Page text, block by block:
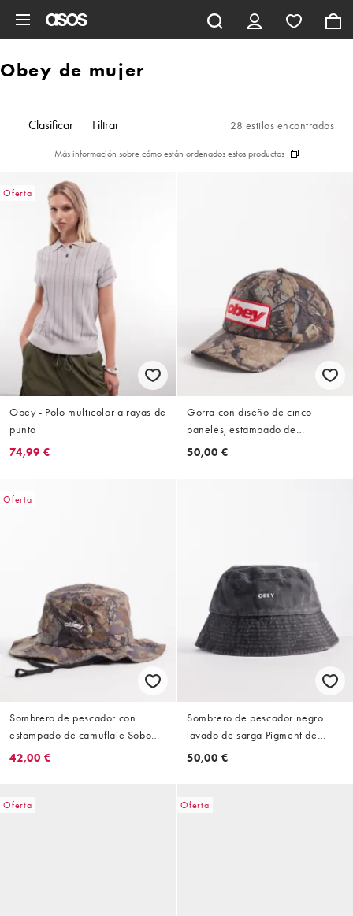
Obey de mujer
Clasificar Filtrar 28 estilos encontrados
Más información sobre cómo están ordenados estos productos
Oferta
Obey - Polo multicolor a rayas de
punto
74,99 €
Gorra con diseño de cinco
paneles, estampado de
camuflaje y botones de presión
50,00 €
Oferta
Sombrero de pescador con
estampado de camuflaje Sobo
Trail de Obey
42,00 €
Sombrero de pescador negro
lavado de sarga Pigment de
Obey
50,00 €
Oferta Oferta